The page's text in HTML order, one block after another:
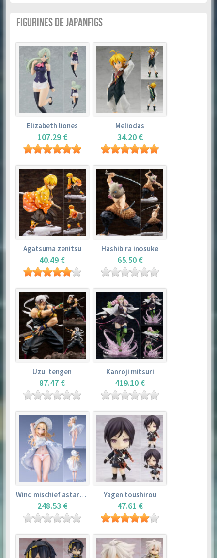
FIGURINES DE JAPANFIGS
Elizabeth liones
107.29 €
Meliodas
34.20 €
Agatsuma zenitsu
40.49 €
Hashibira inosuke
65.50 €
Uzui tengen
87.47 €
Kanroji mitsuri
419.10 €
Wind mischief astarotte
248.53 €
Yagen toushirou
47.61 €